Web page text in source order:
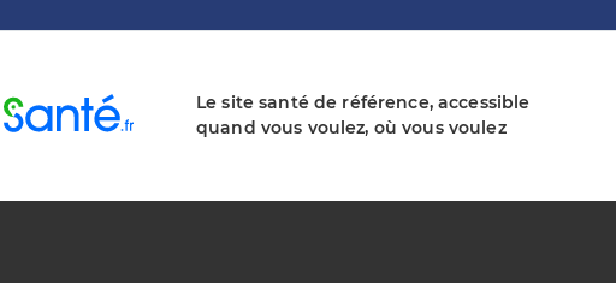
Le site santé de référence, accessible
quand vous voulez, où vous voulez